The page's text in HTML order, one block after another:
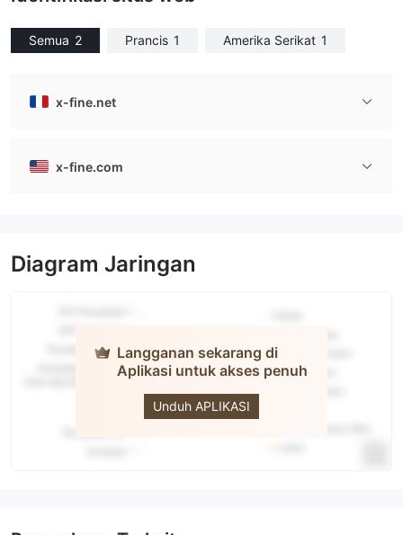
Semua 2 Prancis 1 Amerika Serikat 1
x-fine.net
x-fine.com
Diagram Jaringan
Langganan sekarang di
Aplikasi untuk akses penuh
Unduh APLIKASI
XFINE